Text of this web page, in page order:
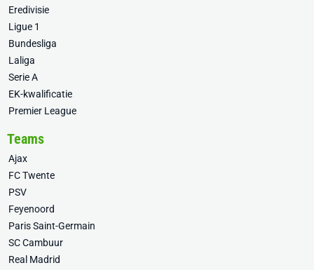
Eredivisie
Ligue 1
Bundesliga
Laliga
Serie A
EK-kwalificatie
Premier League
Teams
Ajax
FC Twente
PSV
Feyenoord
Paris Saint-Germain
SC Cambuur
Real Madrid